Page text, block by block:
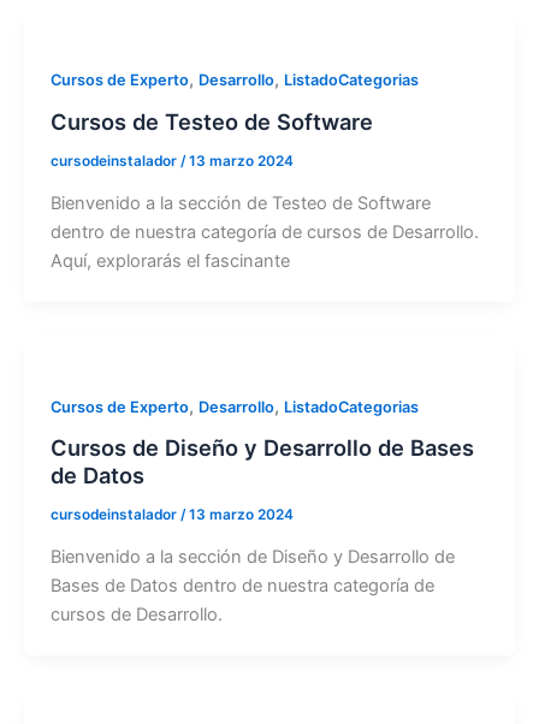
Cursos de Experto, Desarrollo, ListadoCategorias
Cursos de Testeo de Software
cursodeinstalador /13 marzo 2024
Bienvenido a la sección de Testeo de Software
dentro de nuestra categoría de cursos de Desarrollo.
Aquí, explorarás el fascinante
Cursos de Experto, Desarrollo, ListadoCategorias
Cursos de Diseño y Desarrollo de Bases
de Datos
cursodeinstalador /13 marzo 2024
Bienvenido a la sección de Diseño y Desarrollo de
Bases de Datos dentro de nuestra categoría de
cursos de Desarrollo.